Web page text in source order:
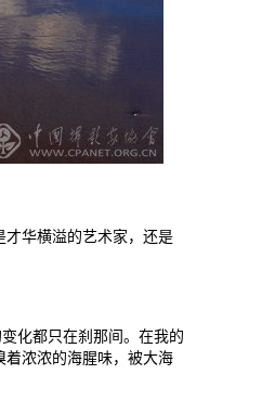
才华横溢的艺术家，还是
化都只在刹那间。在我的
着浓浓的海腥味，被大海